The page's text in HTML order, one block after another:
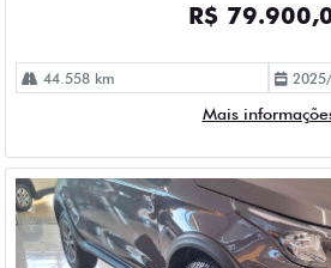
R$
44.558 km
Mais